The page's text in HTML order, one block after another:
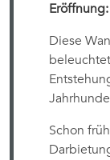
Diese
Schon